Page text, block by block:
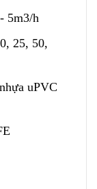
5m3/h
25, 50,
uPVC